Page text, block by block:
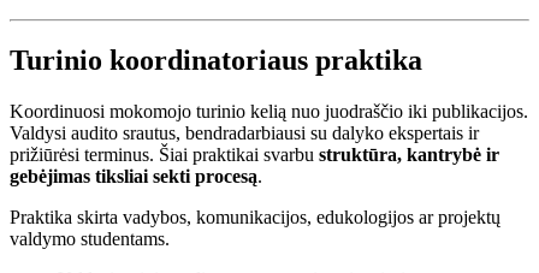
Turinio koordinatoriaus praktika
Koordinuosi mokomojo turinio kelią nuo juodraščio iki publikacijos.
Valdysi audito srautus, bendradarbiausi su dalyko ekspertais ir
prižiūrėsi terminus. Šiai praktikai svarbu struktūra, kantrybė ir
gebėjimas tiksliai sekti procesą.
Praktika skirta vadybos, komunikacijos, edukologijos ar projektų
valdymo studentams.